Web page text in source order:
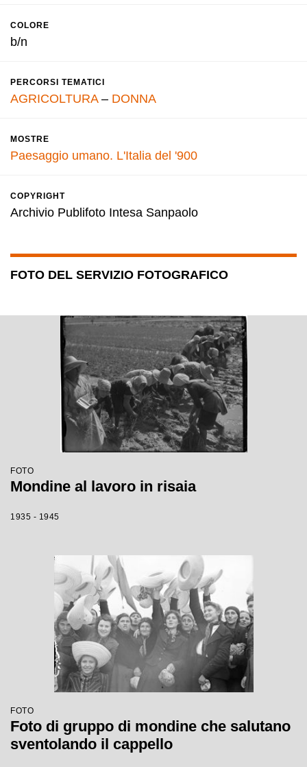
COLORE
b/n
PERCORSI TEMATICI
AGRICOLTURA– DONNA
MOSTRE
Paesaggio umano. L'Italia del '900
COPYRIGHT
Archivio Publifoto Intesa Sanpaolo
FOTO DEL SERVIZIO FOTOGRAFICO
FOTO
Mondine al lavoro in risaia
1935 - 1945
FOTO
Foto di gruppo di mondine che salutano
sventolando il cappello